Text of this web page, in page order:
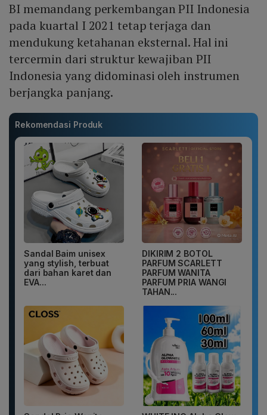
BI memandang perkembangan PII Indonesia
pada kuartal I 2021 tetap terjaga dan
mendukung ketahanan eksternal. Hal ini
tercermin dari struktur kewajiban PII
Indonesia yang didominasi oleh instrumen
berjangka panjang.
Rekomendasi Produk
Sandal Baim unisex
yang stylish, terbuat
dari bahan karet dan
EVA...
DIKIRIM 2 BOTOL
PARFUM SCARLETT
PARFUM WANITA
PARFUM PRIA WANGI
TAHAN...